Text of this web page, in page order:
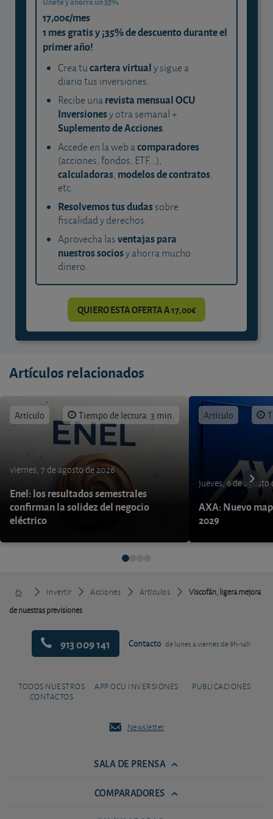
17,00€/mes
1 mes gratis y ¡35% de descuento durante el
primer año!
Crea tucartera virtualy sigue a
diario tus inversiones.
Recibe unarevista mensual OCU
Inversionesy otra semanal +
Suplemento de Acciones.
Accede en la web acomparadores
(acciones, fondos, ETF...),
calculadoras, modelos de contratos,
etc.
Resolvemos tus dudassobre
fiscalidad y derechos.
Aprovecha lasventajas para
nuestros sociosy ahorra mucho
dinero.
QUIERO ESTA OFERTA A 17,00€
Artículos relacionados
Artículo Tiempo de lectura: 3 min.
viernes, 7 de agosto de 2026
Enel: los resultados semestrales
confirman la solidez del negocio
eléctrico
Artículo
jueves, 6 de agosto
AXA: Nuevo
2029
Invertir Acciones Artículos
Viscofán, ligera mejora
de nuestras previsiones
913 009 141 Contacto de lunes a viernes de 9h-14h
TODOS NUESTROS
CONTACTOS
APP OCU INVERSIONES PUBLICACIONES
Newsletter
SALA DE PRENSA
COMPARADORES